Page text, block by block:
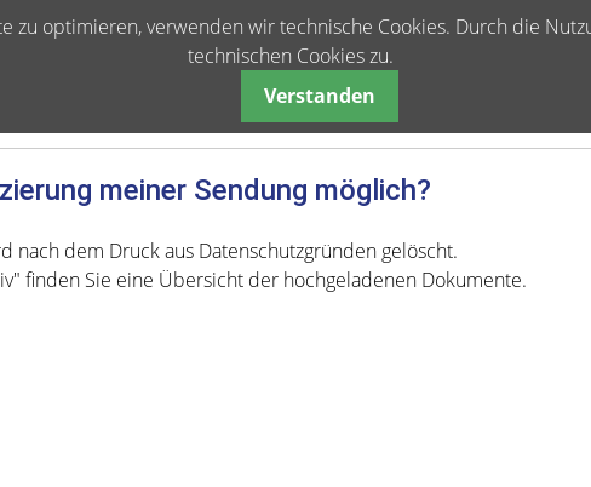
meiner Sendung möglich?
nach dem Druck aus Datenschutzgründen gelöscht.
finden Sie eine Übersicht der hochgeladenen Dokumente.
zu optimieren, verwenden wir technische Cookies. Durch die
technischen Cookies zu.
Verstanden